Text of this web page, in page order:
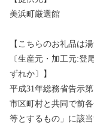
美浜町厳選館
【こちらのお礼品は
〔生産元・加工元:登
ずれか〕】
平成31年総務省告示
市区町村と共同で前
等とするもの」に該